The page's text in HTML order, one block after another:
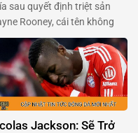
sau quyết định triệt sản
Rooney, cái tên không
gắn liền với Manchester
mà còn là huyền thoại
bóng đá Anh, đã khiến
hâm mộ phải cười
ngả với tiết lộ mới đây.
một podcast của BBC
Rooney chia sẻ …
Jackson: Sẽ Trở